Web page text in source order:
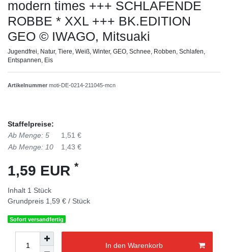
modern times +++ SCHLAFENDE
ROBBE * XXL +++ BK.EDITION
GEO © IWAGO, Mitsuaki
Jugendfrei, Natur, Tiere, Weiß, Winter, GEO, Schnee, Robben, Schlafen,
Entspannen, Eis
Artikelnummer moti-DE-0214-211045-mcn
Staffelpreise:
Ab Menge: 5
1,51 €
Ab Menge: 10
1,43 €
1,59 EUR *
Inhalt 1 Stück
Grundpreis 1,59 € / Stück
Sofort versandfertig
In den Warenkorb